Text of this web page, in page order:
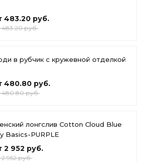
483.20 руб.
483.20 руб.
в рубчик с кружевной отделкой
480.80 руб.
480.80 руб.
лонгслив Cotton Cloud Blue
Basics-PURPLE
2 952 руб.
2 952 руб.